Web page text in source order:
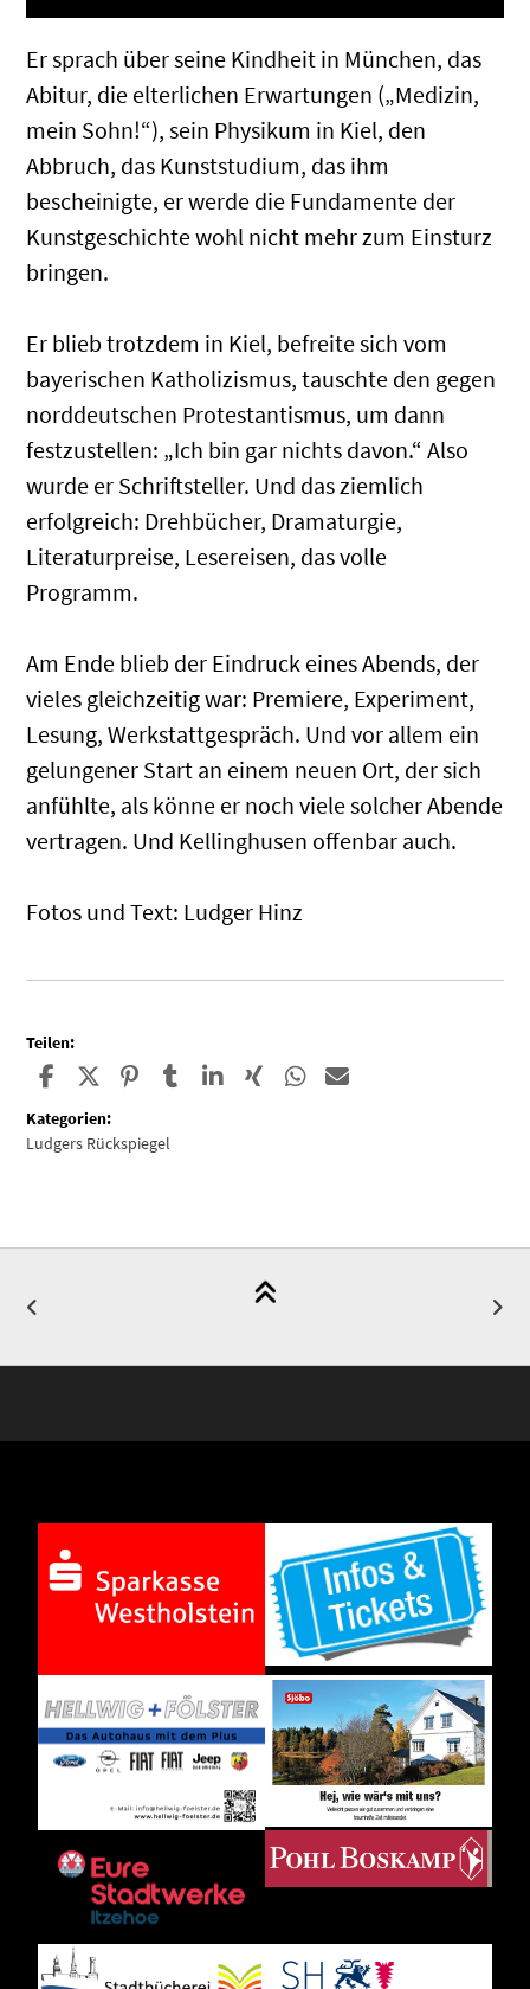
Er sprach über seine Kindheit in München, das
Abitur, die elterlichen Erwartungen („Medizin,
mein Sohn!“), sein Physikum in Kiel, den
Abbruch, das Kunststudium, das ihm
bescheinigte, er werde die Fundamente der
Kunstgeschichte wohl nicht mehr zum Einsturz
bringen.
Er blieb trotzdem in Kiel, befreite sich vom
bayerischen Katholizismus, tauschte den gegen
norddeutschen Protestantismus, um dann
festzustellen: „Ich bin gar nichts davon.“ Also
wurde er Schriftsteller. Und das ziemlich
erfolgreich: Drehbücher, Dramaturgie,
Literaturpreise, Lesereisen, das volle
Programm.
Am Ende blieb der Eindruck eines Abends, der
vieles gleichzeitig war: Premiere, Experiment,
Lesung, Werkstattgespräch. Und vor allem ein
gelungener Start an einem neuen Ort, der sich
anfühlte, als könne er noch viele solcher Abende
vertragen. Und Kellinghusen offenbar auch.
Fotos und Text: Ludger Hinz
Teilen:
Kategorien:
Ludgers Rückspiegel